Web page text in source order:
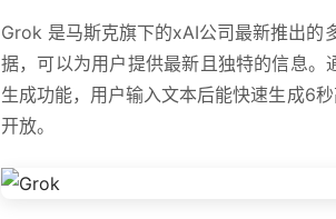
Grok 是马斯克旗下的xAI公司最新推出的
据，可以为用户提供最新且独特的信息
生成功能，用户输入文本后能快速生成6
开放。